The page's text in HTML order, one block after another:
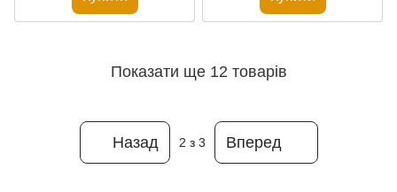
Показати ще 12 товарів
Назад 2 з 3 Вперед